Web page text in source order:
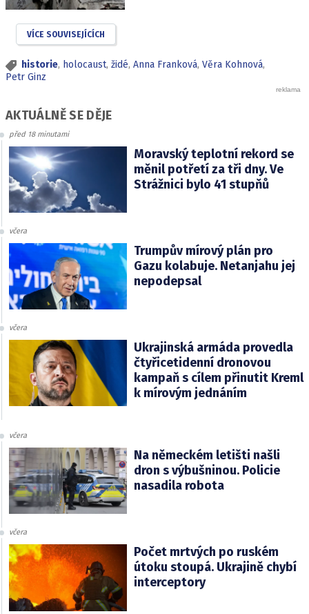
VÍCE SOUVISEJÍCÍCH
historie, holocaust, židé, Anna Franková, Věra Kohnová,
Petr Ginz
AKTUÁLNĚ SE DĚJE
před 18 minutami
Moravský teplotní rekord se
měnil potřetí za tři dny. Ve
Strážnici bylo 41 stupňů
včera
Trumpův mírový plán pro
Gazu kolabuje. Netanjahu jej
nepodepsal
včera
Ukrajinská armáda provedla
čtyřicetidenní dronovou
kampaň s cílem přinutit Kreml
k mírovým jednáním
včera
Na německém letišti našli
dron s výbušninou. Policie
nasadila robota
včera
Počet mrtvých po ruském
útoku stoupá. Ukrajině chybí
interceptory